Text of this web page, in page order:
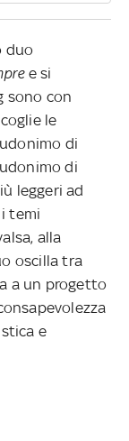
duo
e si
sono con
le
di
di
leggeri ad
temi
alla
oscilla tra
a un progetto
e